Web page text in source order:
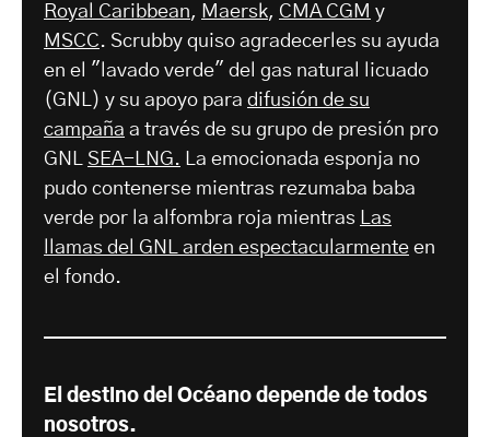
Royal Caribbean, Maersk, CMA CGM y
MSCC. Scrubby quiso agradecerles su ayuda
en el "lavado verde" del gas natural licuado
(GNL) y su apoyo para difusión de su
campaña a través de su grupo de presión pro
GNL SEA-LNG. La emocionada esponja no
pudo contenerse mientras rezumaba baba
verde por la alfombra roja mientras Las
llamas del GNL arden espectacularmente en
el fondo.
El destino del Océano depende de todos
nosotros.